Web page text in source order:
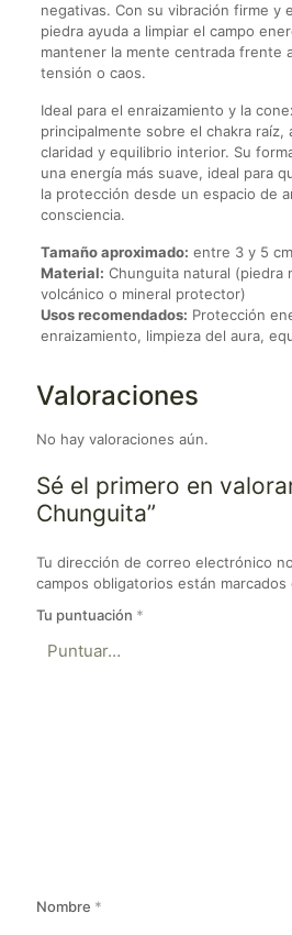
negativas. Con su vibración firme y
piedra ayuda a limpiar el campo
mantener la mente centrada frente
tensión o caos.
Ideal para el enraizamiento y la
principalmente sobre el chakra raíz,
claridad y equilibrio interior. Su
una energía más suave, ideal para
la protección desde un espacio de
consciencia.
Tamaño aproximado: entre 3 y 5 cm
Material: Chunguita natural (piedra
volcánico o mineral protector)
Usos recomendados: Protección
enraizamiento, limpieza del aura,
Valoraciones
No hay valoraciones aún.
Sé el primero en
Chunguita”
Tu dirección de correo electrónico
campos obligatorios están marcados
Tu puntuación *
Nombre *